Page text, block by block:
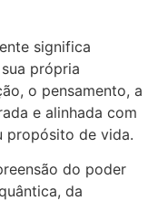
significa
própria
o pensamento, a
e alinhada com
propósito de vida.
do poder
da